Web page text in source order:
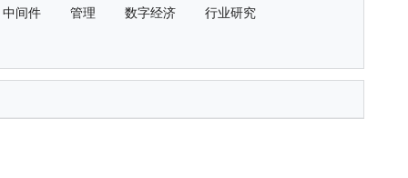
中间件 管理 数字经济 行业研究